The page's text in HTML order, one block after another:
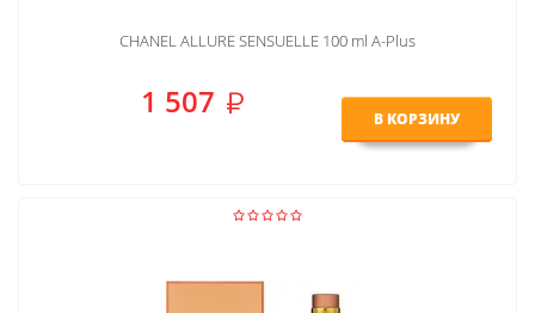
CHANEL ALLURE SENSUELLE 100 ml A-Plus
1 507 В КОРЗИНУ